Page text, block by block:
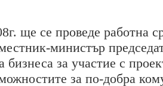
ще се проведе работна
министър
бизнеса за участие с
за по-добра